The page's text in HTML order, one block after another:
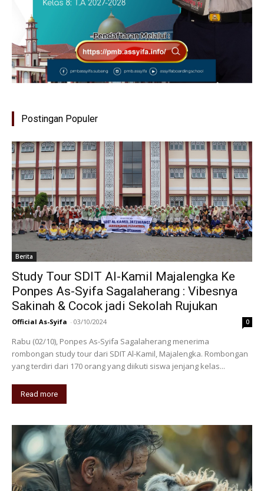
Postingan Populer
Berita
Study Tour SDIT Al-Kamil Majalengka Ke
Ponpes As-Syifa Sagalaherang : Vibesnya
Sakinah & Cocok jadi Sekolah Rujukan
Official As-Syifa - 03/10/2024 0
Rabu (02/10), Ponpes As-Syifa Sagalaherang menerima
rombongan study tour dari SDIT Al-Kamil, Majalengka. Rombongan
yang terdiri dari 170 orang yang diikuti siswa jenjang kelas...
Read more